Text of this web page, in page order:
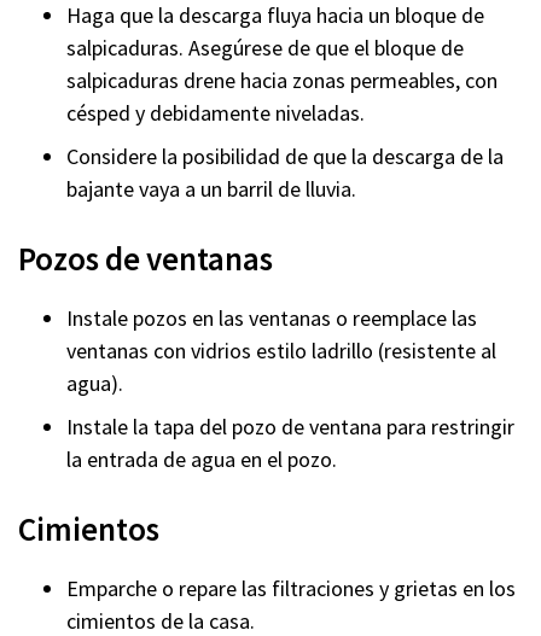
Haga que la descarga fluya hacia un bloque de
salpicaduras. Asegúrese de que el bloque de
salpicaduras drene hacia zonas permeables, con
césped y debidamente niveladas.
Considere la posibilidad de que la descarga de la
bajante vaya a un barril de lluvia.
Pozos de ventanas
Instale pozos en las ventanas o reemplace las
ventanas con vidrios estilo ladrillo (resistente al
agua).
Instale la tapa del pozo de ventana para restringir
la entrada de agua en el pozo.
Cimientos
Emparche o repare las filtraciones y grietas en los
cimientos de la casa.